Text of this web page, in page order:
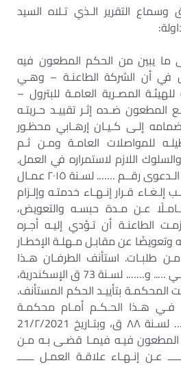
وسماع التقرير الـذي تـلاه السيد
ما يبين من الحكم المطعون فيه
في أن الشركة الطاعنـة – وهـي
المصـرية العامـة للبترول –
المطعون ضـده إثـر تقييـد حـريتـه
إلـى كـيـان إرهـابي محظـور
للمواصلات العامـة ومـن ثـم
اللازم لاستمراره في العمل.
أقـــــام المطعـون ضـده الـدعوى رقــم ……. لسـنة ٢٠١٥ عمـال
إلـغـاء قـرار إنـهـاء خدمتـه وإلـزام
عـن مـدة حبسـه والتعويض،
الطاعنـة أن تـؤدي إليـه أجـره
عن مقابـل مـهلـة الإخطـار
طلبـات. استأنف الطرفـان هـذا
الحـكـم بالاستئنافين رقمـي ….. و……. لسـنة 73 ق الإسكندرية،
12/9/2018 قضـت المحكمـة بتأييـد الحكم المستأنف.
هـذا الحـكـم أمـام محكمـة
الـنقض بـالطعن رقـم …… لسـنة ٨٨ ق، وبتـاريخ 21/۲/2021
فيـه فيمـا قضـى بـه مـن
عـن إنـهـاء علاقـة العمـل ــــــ